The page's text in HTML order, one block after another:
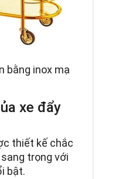
bằng inox mạ
xe đẩy
thiết kế chắc
trọng với
bật.